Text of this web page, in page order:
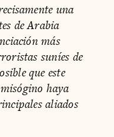
una
de Arabia
más
suníes de
que este
haya
aliados